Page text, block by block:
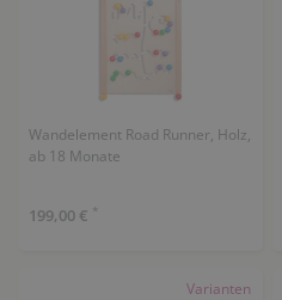
Wandelement Road Runner, Holz,
ab 18 Monate
199,00 € *
Varianten